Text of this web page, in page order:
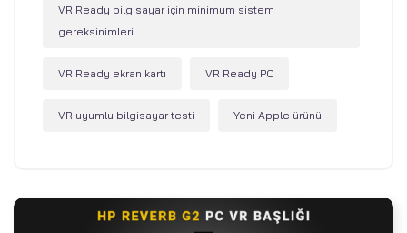
VR Ready bilgisayar için minimum sistem
gereksinimleri
VR Ready ekran kartı VR Ready PC
VR uyumlu bilgisayar testi Yeni Apple ürünü